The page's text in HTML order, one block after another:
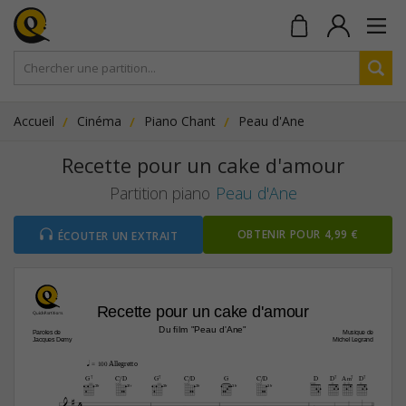
Accueil Cinéma Piano Chant Peau d'Ane
Recette pour un cake d'amour
Partition piano Peau d'Ane
ÉCOUTER UN EXTRAIT OBTENIR POUR 4,99 €
Recette pour un cake d'amour
Paroles de
Jacques Demy
Musique de
Michel Legrand
3fr
G7
3fr
C/D
3fr
G7
3fr
C/D
3fr
G
3fr
C/D D D7 A‹7 D7
q = 100 Allegretto

Du film "Peau d'Ane"